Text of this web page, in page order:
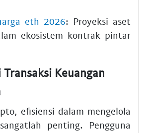
eth 2026: Proyeksi aset
ekosistem kontrak pintar
Keuangan
efisiensi dalam mengelola
penting. Pengguna